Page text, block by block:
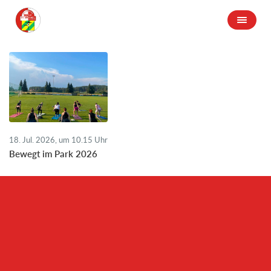
18. Jul. 2026, um 10.15 Uhr
Bewegt im Park 2026